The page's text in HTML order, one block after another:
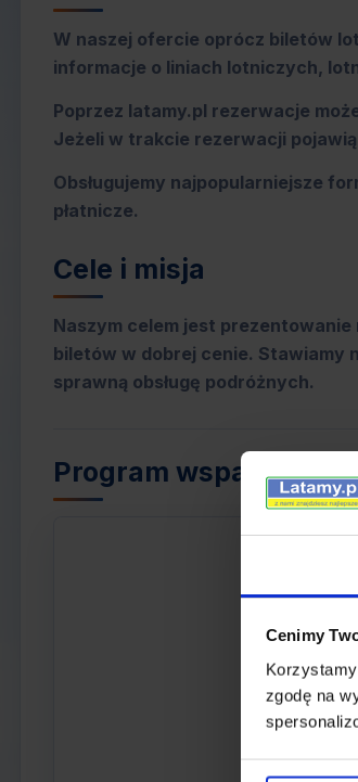
Cenimy
zgodę na
W naszej ofercie oprócz biletów
informacje o liniach lotniczych,
Poprzez latamy.pl rezerwacje
Jeżeli w trakcie rezerwacji
Obsługujemy najpopularniejsze
płatnicze.
Cele i misja
Naszym celem jest
biletów w dobrej cenie. Stawiamy
sprawną obsługę podróżnych.
Program wsparcia PFR